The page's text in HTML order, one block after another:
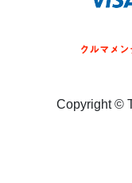
Copyright ©︎